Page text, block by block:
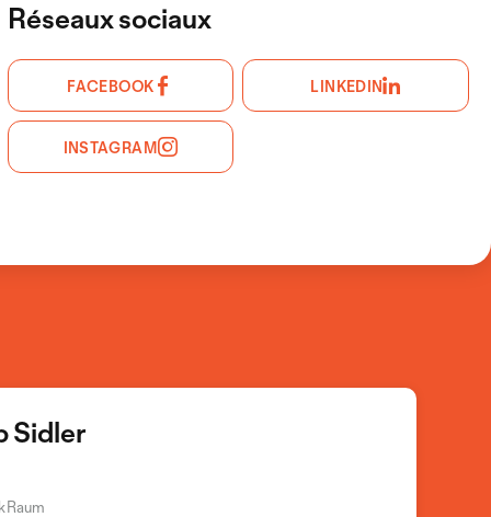
Réseaux sociaux
FACEBOOK LINKEDIN
INSTAGRAM
Sidler